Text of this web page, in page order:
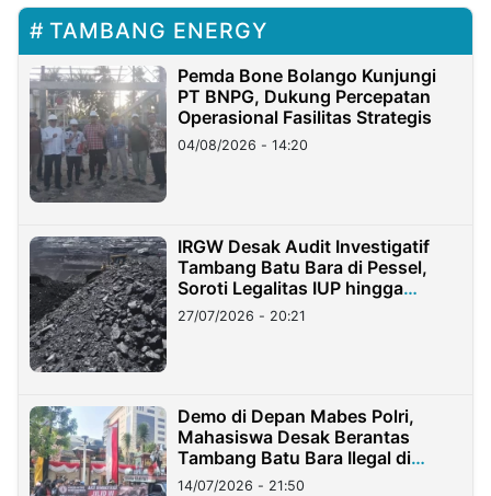
TAMBANG ENERGY
Pemda Bone Bolango Kunjungi
PT BNPG, Dukung Percepatan
Operasional Fasilitas Strategis
04/08/2026 - 14:20
IRGW Desak Audit Investigatif
Tambang Batu Bara di Pessel,
Soroti Legalitas IUP hingga
Stockpile
27/07/2026 - 20:21
Demo di Depan Mabes Polri,
Mahasiswa Desak Berantas
Tambang Batu Bara Ilegal di
Lampung
14/07/2026 - 21:50